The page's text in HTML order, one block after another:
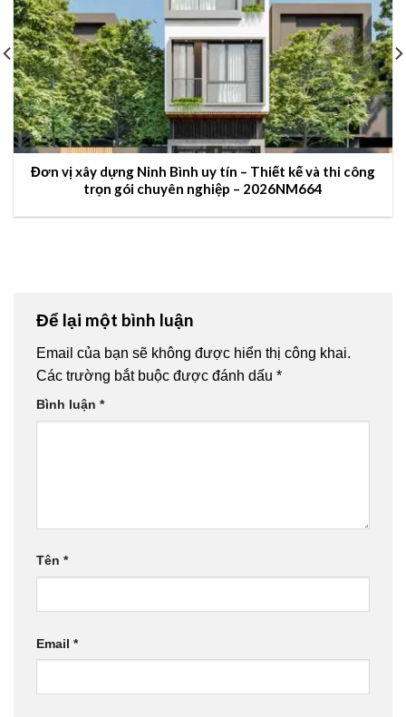
Đơn vị xây dựng Ninh Bình uy tín – Thiết kế và thi công
trọn gói chuyên nghiệp – 2026NM664
Để lại một bình luận
Email của bạn sẽ không được hiển thị công khai.
Các trường bắt buộc được đánh dấu *
Bình luận *
Tên *
Email *